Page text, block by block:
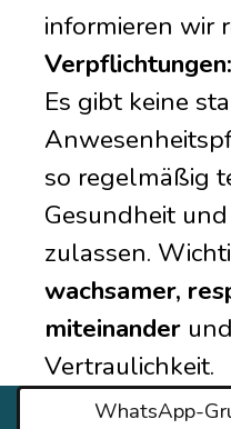
informieren wir
Verpflichtungen:
Es gibt keine
so regelmäßig
Gesundheit
zulassen.
wachsamer,
miteinander
Vertraulichkeit.
WhatsApp-